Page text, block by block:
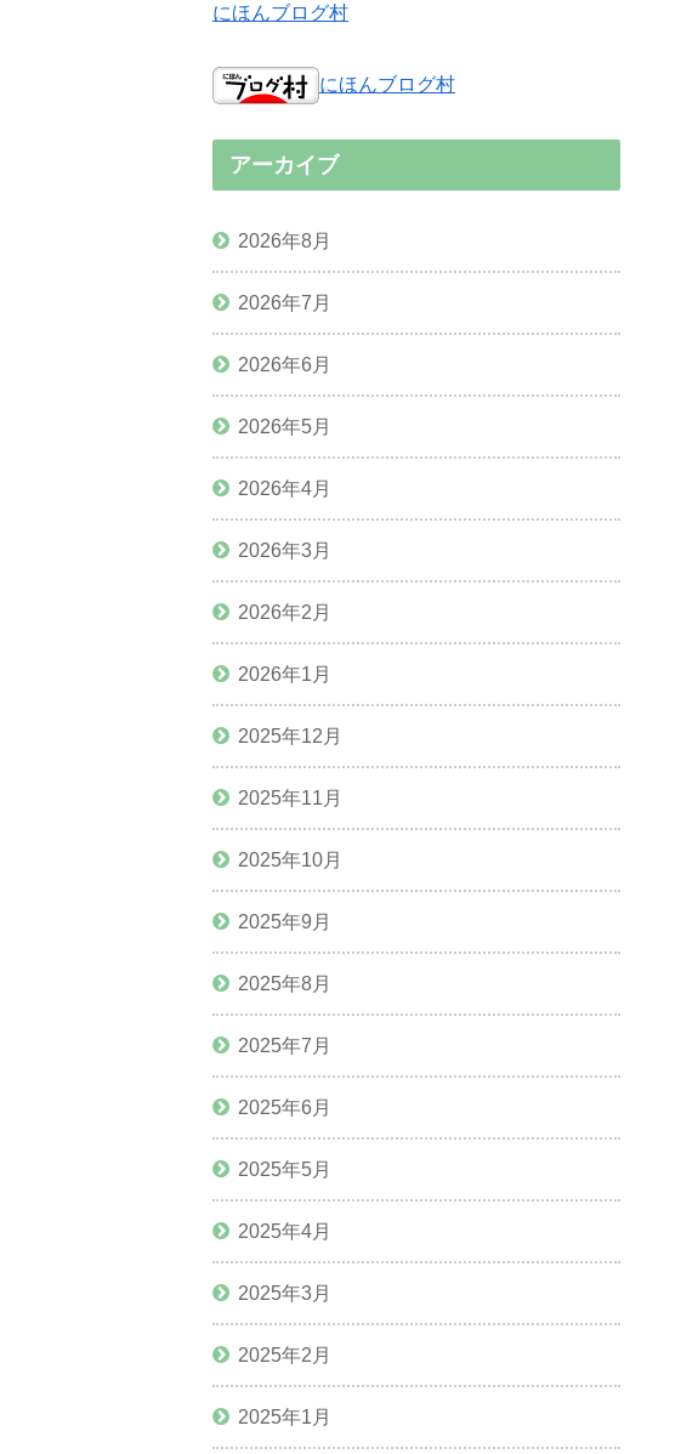
にほんブログ村
にほんブログ村
アーカイブ
2026年8月
2026年7月
2026年6月
2026年5月
2026年4月
2026年3月
2026年2月
2026年1月
2025年12月
2025年11月
2025年10月
2025年9月
2025年8月
2025年7月
2025年6月
2025年5月
2025年4月
2025年3月
2025年2月
2025年1月